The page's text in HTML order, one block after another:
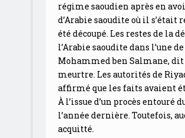
régime saoudien après en
d’Arabie saoudite où il s’était
été découpé. Les restes de la
l’Arabie saoudite dans l’une
Mohammed ben Salmane, dit
meurtre. Les autorités de
affirmé que les faits avaient
À l’issue d’un procès entouré
l’année dernière. Toutefois,
acquitté.